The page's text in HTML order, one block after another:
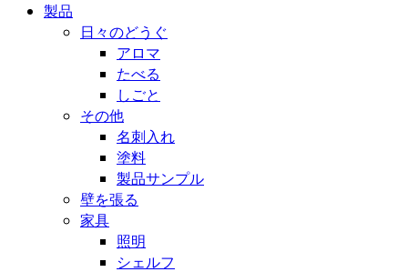
製品
日々のどうぐ
アロマ
たべる
しごと
その他
名刺入れ
塗料
製品サンプル
壁を張る
家具
照明
シェルフ